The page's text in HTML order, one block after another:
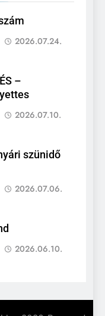
2026.07.24.
–
2026.07.10.
szünidő
2026.07.06.
2026.06.10.